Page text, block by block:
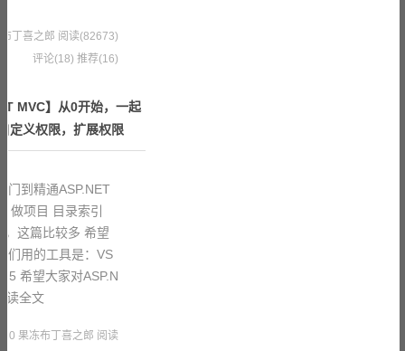
丁喜之郎 阅读(82673)
评论(18) 推荐(16)
MVC】从0开始，一起
定义权限，扩展权限
门到精通ASP.NET
做项目 目录索引
这篇比较多 希望
们用的工具是：VS
希望大家对ASP.N
读全文
果冻布丁喜之郎 阅读